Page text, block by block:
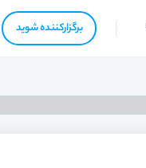
برگزار‌‌کننده شوید